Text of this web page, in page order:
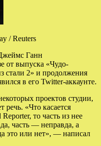
/ Reuters
Ганн
от выпуска «Чудо-
стали 2» и продолжения
в его Twitter-аккаунте.
проектов студии,
речь. «Что касается
то часть из нее
часть — неправда, а
это или нет», — написал